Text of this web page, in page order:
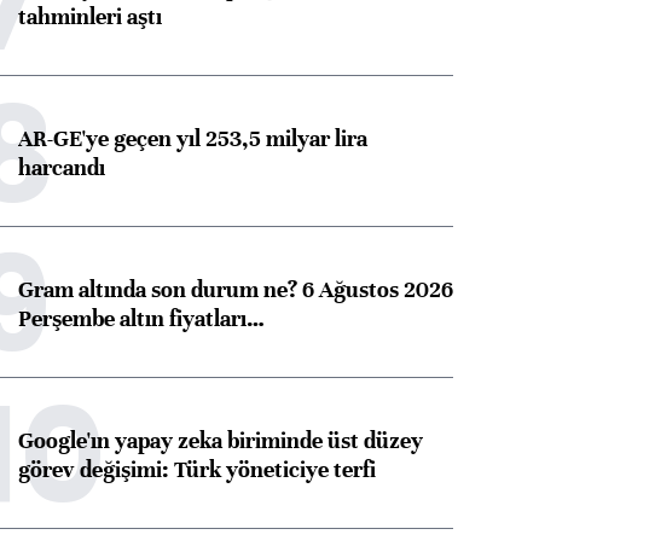
tahminleri aştı
AR-GE'ye geçen yıl 253,5 milyar lira
harcandı
Gram altında son durum ne? 6 Ağustos 2026
Perşembe altın fiyatları…
Google'ın yapay zeka biriminde üst düzey
görev değişimi: Türk yöneticiye terfi